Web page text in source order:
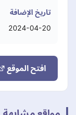
تاريخ الإضافة
2024-04-20
افتح الموقع